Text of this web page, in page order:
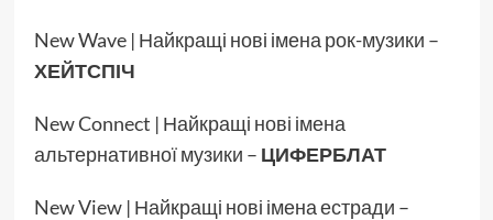
New Wave | Найкращі нові імена рок-музики –
ХЕЙТСПІЧ
New Connect | Найкращі нові імена
альтернативної музики – ЦИФЕРБЛАТ
New View | Найкращі нові імена естради –